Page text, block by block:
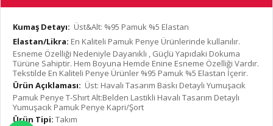
Kumaş Detayı: Üst&Alt: %95 Pamuk %5 Elastan
Elastan/Likra: En Kaliteli Pamuk Penye Ürünlerinde kullanılır.
Esneme Özelliği Nedeniyle Dayanıklı , Güçlü Yapıdaki Dokuma
Türüne Sahiptir. Hem Boyuna Hemde Enine Esneme Özelliği Vardır.
Tekstilde En Kaliteli Penye Ürünler %95 Pamuk %5 Elastan İçerir.
Ürün Açıklaması: Üst: Havalı Tasarım Baskı Detaylı Yumuşacık
Pamuk Penye T-Shırt Alt:Belden Lastikli Havalı Tasarım Detaylı
Yumuşacık Pamuk Penye Kapri/Şort
Ürün Tipi: Takım